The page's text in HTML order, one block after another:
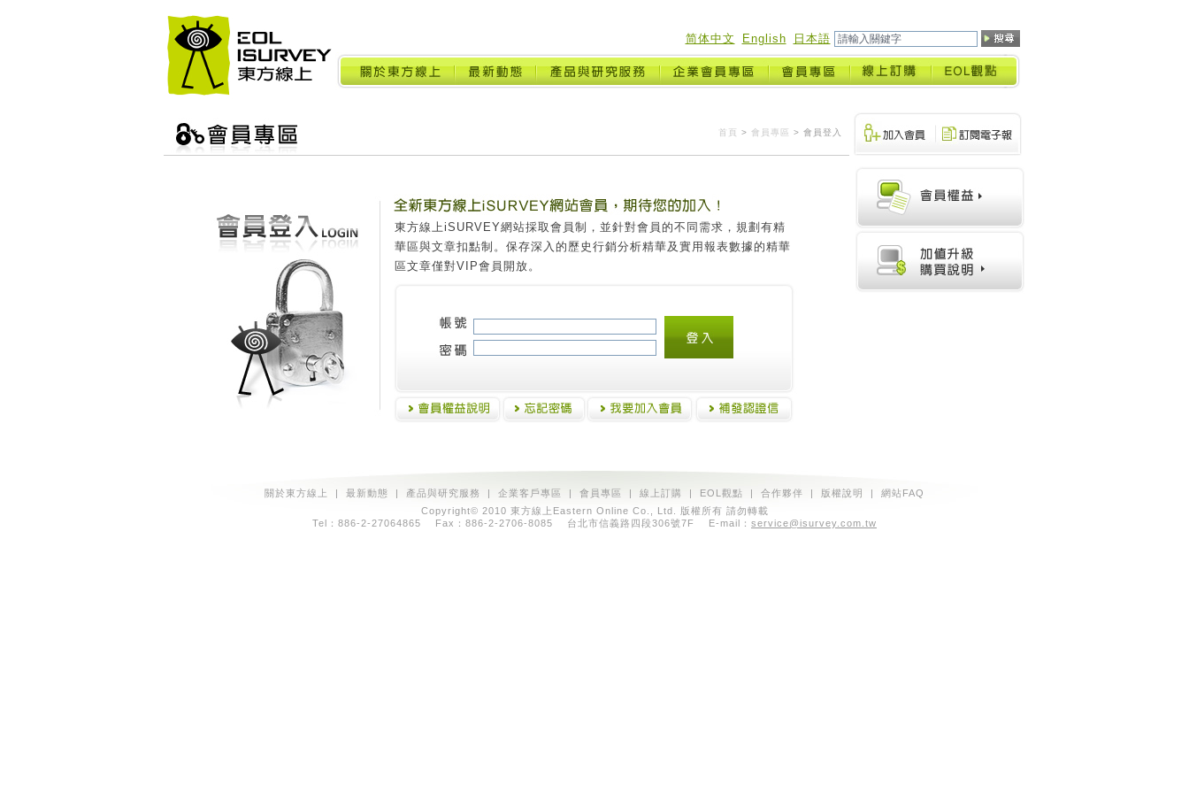
简体中文 English 日本語
首頁 > 會員專區 > 會員登入
東方線上iSURVEY網站採取會員制，並針對會員的不同需求，規劃有精
華區與文章扣點制。保存深入的歷史行銷分析精華及實用報表數據的精華
區文章僅對VIP會員開放。
關於東方線上 | 最新動態 | 產品與研究服務 | 企業客戶專區 | 會員專區 | 線上訂購 | EOL觀點 | 合作夥伴 | 版權說明 | 網站FAQ
Copyright© 2010 東方線上Eastern Online Co., Ltd. 版權所有 請勿轉載
Tel：886-2-27064865 Fax：886-2-2706-8085 台北市信義路四段306號7F E-mail： service@isurvey.com.tw